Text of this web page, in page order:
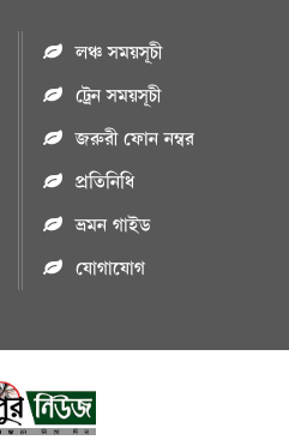
লঞ্চ সময়সূচী
ট্রেন সময়সূচী
জরুরী ফোন নম্বর
প্রতিনিধি
ভ্রমন গাইড
যোগাযোগ